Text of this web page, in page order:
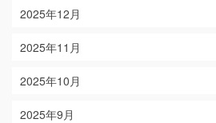
2025年12月
2025年11月
2025年10月
2025年9月